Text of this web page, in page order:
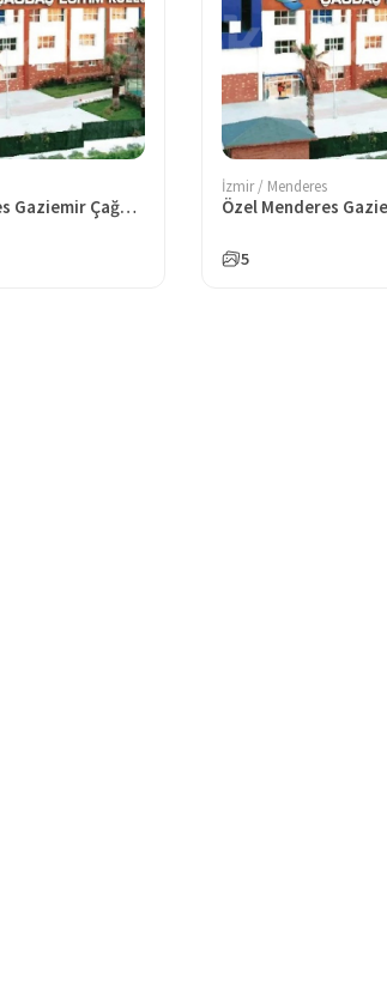
Özel Menderes Gaziemir Çağdaş Eğitim Koleji Anaokulu
İzmir / Menderes
5